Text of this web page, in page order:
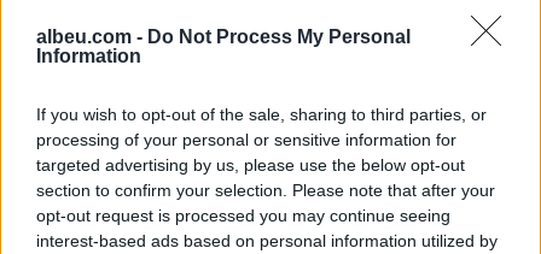
albeu.com - Do Not Process My Personal
Information
If you wish to opt-out of the sale, sharing to third parties, or
processing of your personal or sensitive information for
targeted advertising by us, please use the below opt-out
section to confirm your selection. Please note that after your
opt-out request is processed you may continue seeing
interest-based ads based on personal information utilized by
31-vjeçari me kallashnikov